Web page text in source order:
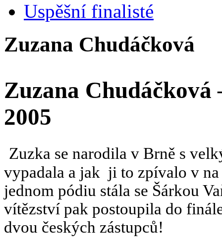
Uspěšní finalisté
Zuzana Chudáčková
Zuzana
2005
Zuzka se narodila v Brně s
vypadala a jak ji to zpívalo v
jednom pódiu stála se Šárkou
vítězství pak postoupila do
dvou českých zástupců!